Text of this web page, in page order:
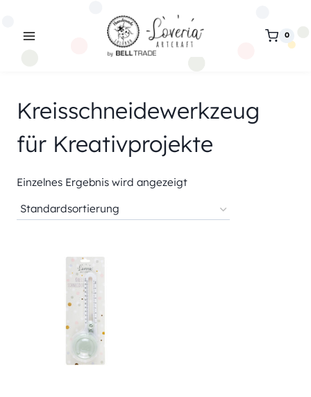
0
Kreisschneidewerkzeug
für Kreativprojekte
Einzelnes Ergebnis wird angezeigt